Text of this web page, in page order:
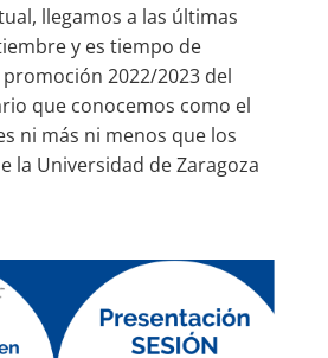
llegamos a las últimas
y es tiempo de
2022/2023 del
que conocemos como el
ni más ni menos que los
la Universidad de Zaragoza